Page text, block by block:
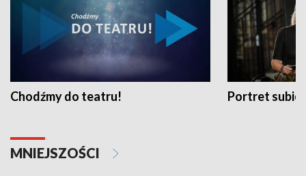
Chodźmy do teatru! Portret
MNIEJSZOŚCI